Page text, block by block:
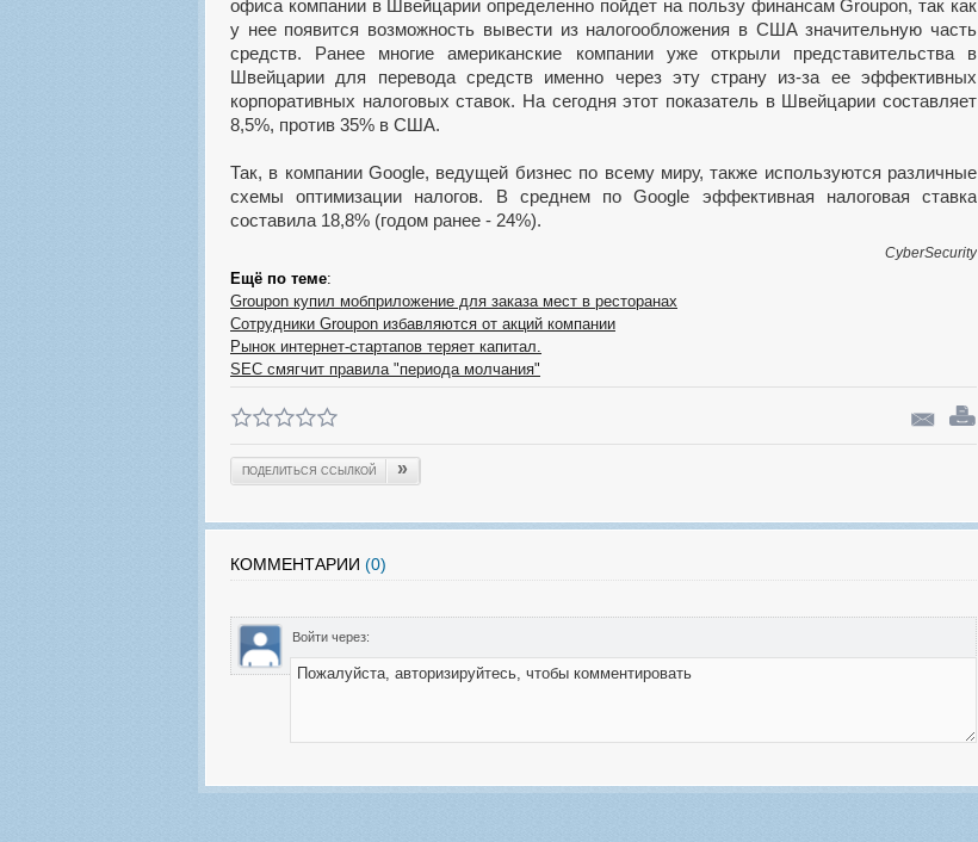
офиса компании в Швейцарии определенно пойдет на пользу финансам Groupon, так как
у нее появится возможность вывести из налогообложения в США значительную часть
средств. Ранее многие американские компании уже открыли представительства в
Швейцарии для перевода средств именно через эту страну из-за ее эффективных
корпоративных налоговых ставок. На сегодня этот показатель в Швейцарии составляет
8,5%, против 35% в США.
Так, в компании Google, ведущей бизнес по всему миру, также используются различные
схемы оптимизации налогов. В среднем по Google эффективная налоговая ставка
составила 18,8% (годом ранее - 24%).
CyberSecurity
Ещё по теме:
Groupon купил мобприложение для заказа мест в ресторанах
Сотрудники Groupon избавляются от акций компании
Рынок интернет-стартапов теряет капитал.
SEC смягчит правила "периода молчания"
ПОДЕЛИТЬСЯ ССЫЛКОЙ »
КОММЕНТАРИИ (0)
Войти через: